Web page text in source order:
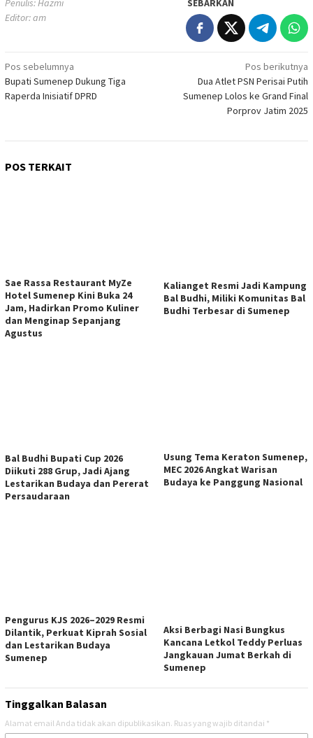
Penulis: Hazmi
Editor: am
SEBARKAN
Navigasi
pos
Pos sebelumnya
Bupati Sumenep Dukung Tiga
Raperda Inisiatif DPRD
Pos berikutnya
Dua Atlet PSN Perisai Putih
Sumenep Lolos ke Grand Final
Porprov Jatim 2025
POS TERKAIT
Sae Rassa Restaurant MyZe
Hotel Sumenep Kini Buka 24
Jam, Hadirkan Promo Kuliner
dan Menginap Sepanjang
Agustus
Kalianget Resmi Jadi Kampung
Bal Budhi, Miliki Komunitas Bal
Budhi Terbesar di Sumenep
Bal Budhi Bupati Cup 2026
Diikuti 288 Grup, Jadi Ajang
Lestarikan Budaya dan Pererat
Persaudaraan
Usung Tema Keraton Sumenep,
MEC 2026 Angkat Warisan
Budaya ke Panggung Nasional
Pengurus KJS 2026–2029 Resmi
Dilantik, Perkuat Kiprah Sosial
dan Lestarikan Budaya
Sumenep
Aksi Berbagi Nasi Bungkus
Kancana Letkol Teddy Perluas
Jangkauan Jumat Berkah di
Sumenep
Tinggalkan Balasan
Alamat email Anda tidak akan dipublikasikan. Ruas yang wajib ditandai *